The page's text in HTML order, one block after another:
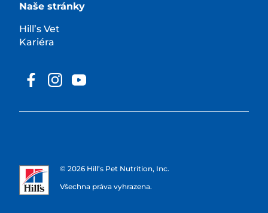
Naše stránky
Hill’s Vet
Kariéra
© 2026 Hill’s Pet Nutrition, Inc.
Všechna práva vyhrazena.